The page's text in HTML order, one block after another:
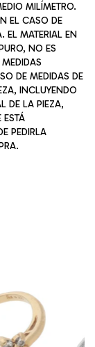
MILÍMETRO.
EL CASO DE
EL MATERIAL EN
NO ES
DE MEDIDAS DE
INCLUYENDO
DE LA PIEZA,
ESTÁ
PEDIRLA